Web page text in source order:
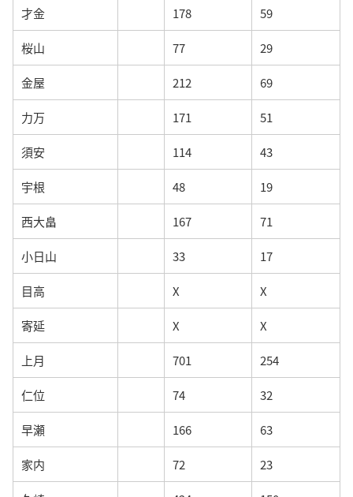
才金 178 59
桜山 77 29
金屋 212 69
力万 171 51
須安 114 43
宇根 48 19
西大畠 167 71
小日山 33 17
目高 X X
寄延 X X
上月 701 254
仁位 74 32
早瀬 166 63
家内 72 23